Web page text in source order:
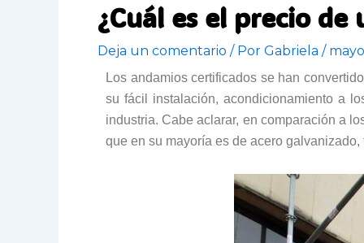
¿Cuál es el precio
Deja un comentario / Por Gabriela /
Los andamios certificados se han
su fácil instalación, acondicionamiento a
industria. Cabe aclarar, en comparación a
que en su mayoría es de acero